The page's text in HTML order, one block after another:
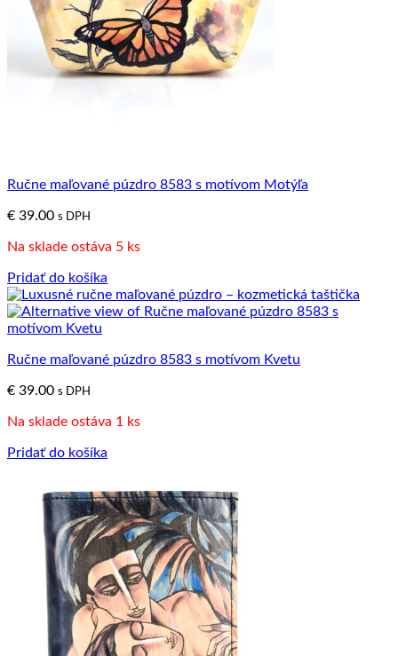
Ručne maľované púzdro 8583 s motívom Motýľa
€ 39.00 s DPH
Na sklade ostáva 5 ks
Pridať do košíka
Ručne maľované púzdro 8583 s motívom Kvetu
€ 39.00 s DPH
Na sklade ostáva 1 ks
Pridať do košíka